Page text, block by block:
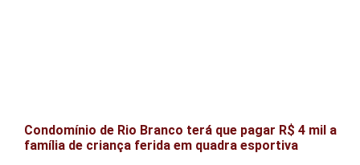
Condomínio de Rio Branco terá que pagar R$ 4 mil a
família de criança ferida em quadra esportiva